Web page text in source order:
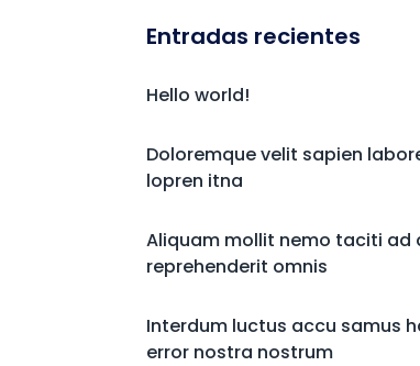
Entradas recientes
Hello world!
Doloremque velit sapien
lopren itna
Aliquam mollit nemo taciti ad
reprehenderit omnis
Interdum luctus accu samus
error nostra nostrum